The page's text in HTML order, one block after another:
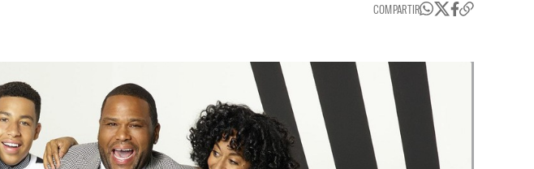
COMPARTIR